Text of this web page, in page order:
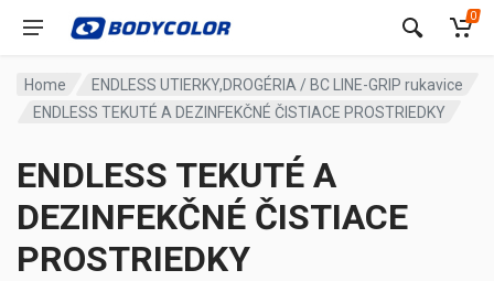
0
Home
ENDLESS UTIERKY,DROGÉRIA / BC LINE-GRIP rukavice
ENDLESS TEKUTÉ A DEZINFEKČNÉ ČISTIACE PROSTRIEDKY
ENDLESS TEKUTÉ A
DEZINFEKČNÉ ČISTIACE
PROSTRIEDKY